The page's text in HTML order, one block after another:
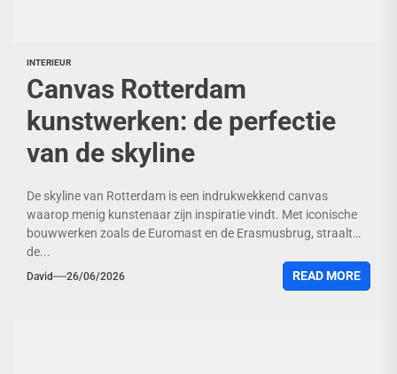
INTERIEUR
Canvas Rotterdam
kunstwerken: de perfectie
van de skyline
De skyline van Rotterdam is een indrukwekkend canvas
waarop menig kunstenaar zijn inspiratie vindt. Met iconische
bouwwerken zoals de Euromast en de Erasmusbrug, straalt
de...
David 26/06/2026 READ MORE